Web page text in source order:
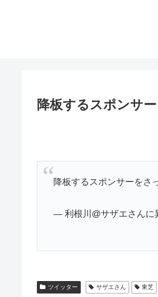
降板するスポンサ
降板するスポンサーをさ
— 利根川@サザエさんに
ツイッター サザエさん 東芝